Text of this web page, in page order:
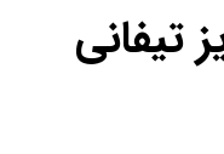
تیفانی